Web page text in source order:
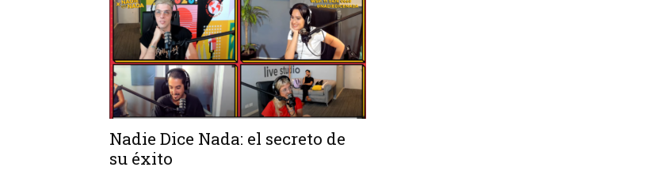
Nadie Dice Nada: el secreto de
su éxito